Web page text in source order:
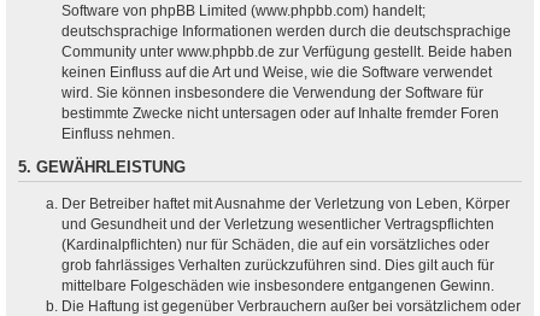
Software von phpBB Limited (www.phpbb.com) handelt;
deutschsprachige Informationen werden durch die deutschsprachige
Community unter www.phpbb.de zur Verfügung gestellt. Beide haben
keinen Einfluss auf die Art und Weise, wie die Software verwendet
wird. Sie können insbesondere die Verwendung der Software für
bestimmte Zwecke nicht untersagen oder auf Inhalte fremder Foren
Einfluss nehmen.
5. GEWÄHRLEISTUNG
Der Betreiber haftet mit Ausnahme der Verletzung von Leben, Körper
und Gesundheit und der Verletzung wesentlicher Vertragspflichten
(Kardinalpflichten) nur für Schäden, die auf ein vorsätzliches oder
grob fahrlässiges Verhalten zurückzuführen sind. Dies gilt auch für
mittelbare Folgeschäden wie insbesondere entgangenen Gewinn.
Die Haftung ist gegenüber Verbrauchern außer bei vorsätzlichem oder